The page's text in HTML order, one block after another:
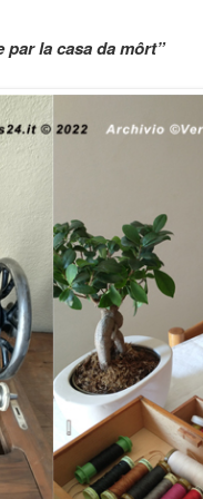
par la casa da môrt”